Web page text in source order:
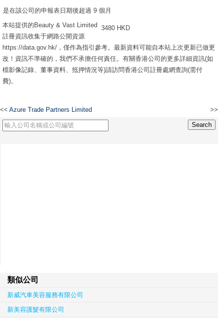
是在該公司的申報表日期後超過 9 個月
3480 HKD
本站提供的Beauty & Vast Limited
註冊資訊收集于網路公開資源
https://data.gov.hk/，僅作為指引參考。最新資料可能自本站上次更新已做更
改！資訊不準確的，我們不承擔任何責任。有關香港公司的更多詳細資訊(如
檔影像記錄、董事資料、抵押情況等)請訪問香港公司註冊處網查詢(需付
費)。
<< Azure Trade Partners Limited >>
類似公司
新威汽車美容服務有限公司
新美容護髮有限公司